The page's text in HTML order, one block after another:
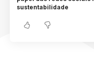
sustentabilidade